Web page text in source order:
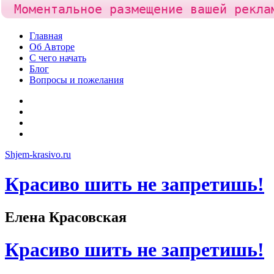
Skip
content
Главная
Об Авторе
С чего начать
Блог
Вопросы и пожелания
Shjem-krasivo.ru
Красиво шить не запретишь!
Елена Красовская
Красиво шить не запретишь!
Моментальное размещение вашей